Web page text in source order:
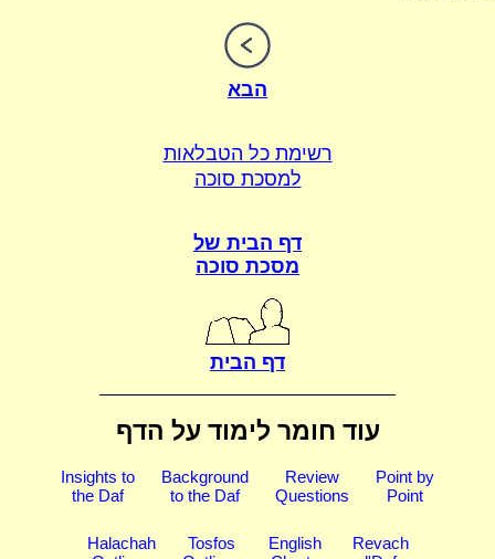
הבא
רשימת כל הטבלאות
למסכת סוכה
דף הבית של
מסכת סוכה
דף הבית
עוד חומר לימוד על הדף
Insights to
the Daf
Background
to the Daf
Review
Questions
Point by
Point
Halachah
Tosfos
English
Revach